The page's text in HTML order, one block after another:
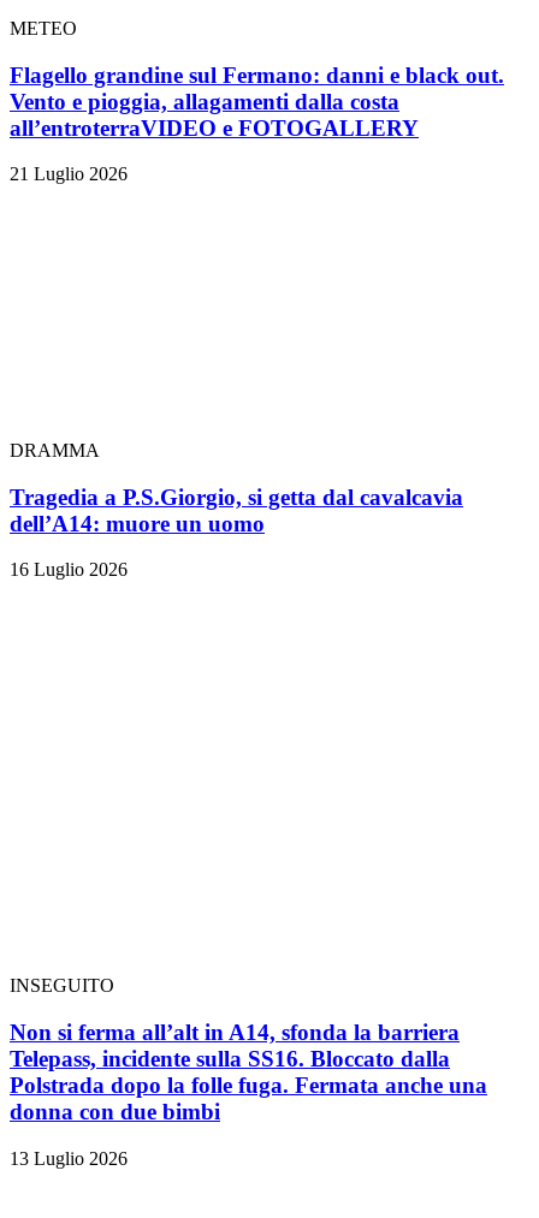
METEO
Flagello grandine sul Fermano: danni e black out.
Vento e pioggia, allagamenti dalla costa
all’entroterraVIDEO e FOTOGALLERY
21 Luglio 2026
DRAMMA
Tragedia a P.S.Giorgio, si getta dal cavalcavia
dell’A14: muore un uomo
16 Luglio 2026
INSEGUITO
Non si ferma all’alt in A14, sfonda la barriera
Telepass, incidente sulla SS16. Bloccato dalla
Polstrada dopo la folle fuga. Fermata anche una
donna con due bimbi
13 Luglio 2026